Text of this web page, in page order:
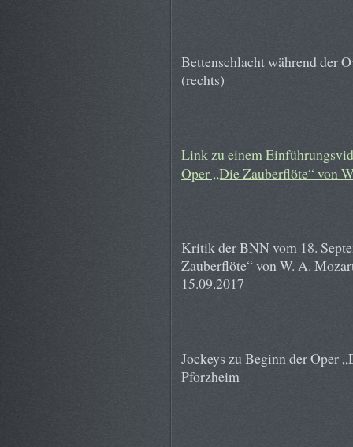
Bettenschlacht während der
(rechts)
Link zu einem
Oper „Die Zauberflöte“ von
Kritik der BNN vom 18.
Zauberflöte“ von W. A.
15.09.2017
Jockeys zu Beginn der Oper
Pforzheim